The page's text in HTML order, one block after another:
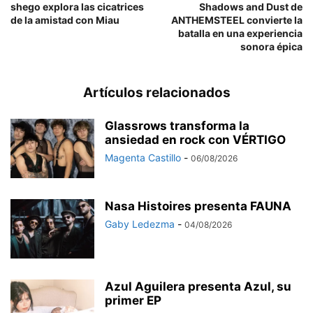
shego explora las cicatrices
de la amistad con Miau
Shadows and Dust de
ANTHEMSTEEL convierte la
batalla en una experiencia
sonora épica
Artículos relacionados
Glassrows transforma la
ansiedad en rock con VÉRTIGO
Magenta Castillo - 06/08/2026
Nasa Histoires presenta FAUNA
Gaby Ledezma - 04/08/2026
Azul Aguilera presenta Azul, su
primer EP